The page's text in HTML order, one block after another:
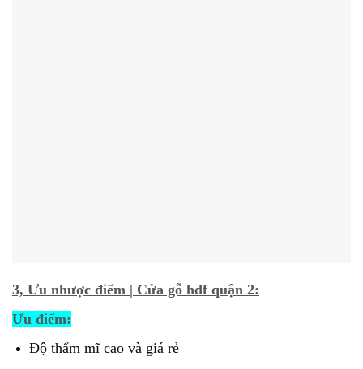
3, Ưu nhược điểm | Cửa gỗ hdf quận 2:
Ưu điểm:
Độ thẩm mĩ cao và giá rẻ